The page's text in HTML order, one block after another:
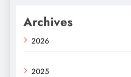
Archives
2026
2025